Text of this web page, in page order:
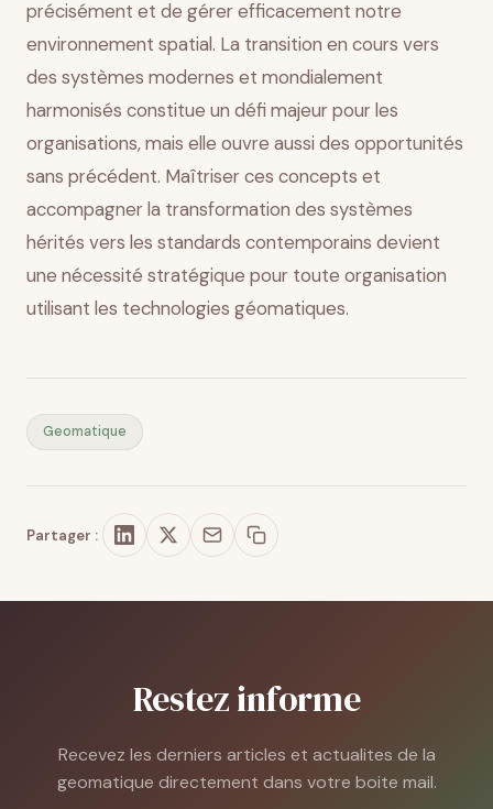
précisément et de gérer efficacement notre
environnement spatial. La transition en cours vers
des systèmes modernes et mondialement
harmonisés constitue un défi majeur pour les
organisations, mais elle ouvre aussi des opportunités
sans précédent. Maîtriser ces concepts et
accompagner la transformation des systèmes
hérités vers les standards contemporains devient
une nécessité stratégique pour toute organisation
utilisant les technologies géomatiques.
Geomatique
Partager :
Restez informe
Recevez les derniers articles et actualites de la
geomatique directement dans votre boite mail.